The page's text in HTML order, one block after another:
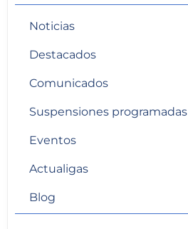
Noticias
Destacados
Comunicados
Suspensiones programadas
Eventos
Actualigas
Blog